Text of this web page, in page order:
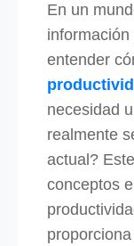
En un
entender
necesidad
realmente
actual?
conceptos